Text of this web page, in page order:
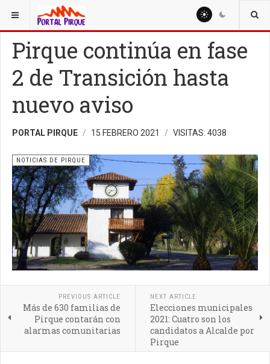
ESTÁ AQUÍ: NOTICIAS
Pirque continúa en fase
2 de Transición hasta
nuevo aviso
PORTAL PIRQUE 15 FEBRERO 2021 VISITAS: 4038
NOTICIAS DE PIRQUE
PREVIOUS ARTICLE
Más de 630 familias de
Pirque contarán con
alarmas comunitarias
NEXT ARTICLE
Elecciones municipales
2021: Cuatro son los
candidatos a Alcalde por
Pirque